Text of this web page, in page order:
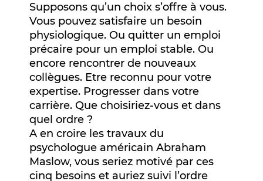
Supposons qu’un choix s’offre à vous.
Vous pouvez satisfaire un besoin
physiologique. Ou quitter un emploi
précaire pour un emploi stable. Ou
encore rencontrer de nouveaux
collègues. Etre reconnu pour votre
expertise. Progresser dans votre
carrière. Que choisiriez-vous et dans
quel ordre ?
A en croire les travaux du
psychologue américain Abraham
Maslow, vous seriez motivé par ces
cinq besoins et auriez suivi l’ordre